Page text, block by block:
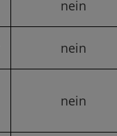
nein
nein
nein